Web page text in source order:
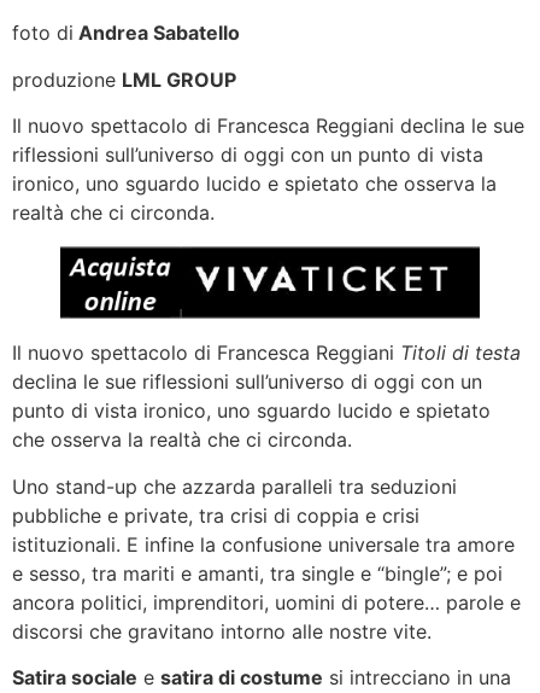
foto di Andrea Sabatello
produzione LML GROUP
Il nuovo spettacolo di Francesca Reggiani declina le sue
riflessioni sull’universo di oggi con un punto di vista
ironico, uno sguardo lucido e spietato che osserva la
realtà che ci circonda.
Il nuovo spettacolo di Francesca Reggiani Titoli di testa
declina le sue riflessioni sull’universo di oggi con un
punto di vista ironico, uno sguardo lucido e spietato
che osserva la realtà che ci circonda.
Uno stand-up che azzarda paralleli tra seduzioni
pubbliche e private, tra crisi di coppia e crisi
istituzionali. E infine la confusione universale tra amore
e sesso, tra mariti e amanti, tra single e “bingle”; e poi
ancora politici, imprenditori, uomini di potere… parole e
discorsi che gravitano intorno alle nostre vite.
Satira sociale e satira di costume si intrecciano in una